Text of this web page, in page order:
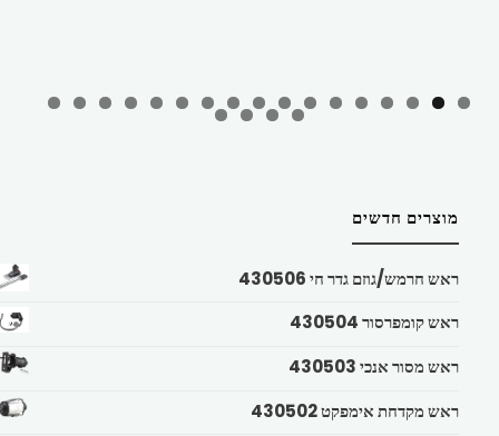
מוצרים חדשים
ראש חרמש/גוזם גדר חי 430506
ראש קומפרסור 430504
ראש מסור אנכי 430503
ראש מקדחת אימפקט 430502